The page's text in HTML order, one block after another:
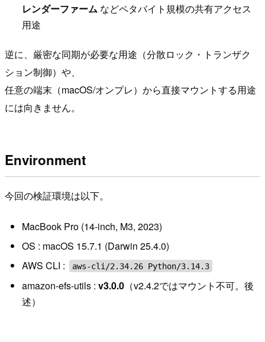
レンダーファームなどペタバイト規模の共有アクセス
用途
逆に、厳密な同期が必要な用途（分散ロック・トランザク
ション制御）や、
任意の端末（macOS/オンプレ）から直接マウントする用途
には向きません。
Environment
今回の検証環境は以下。
MacBook Pro (14-inch, M3, 2023)
OS : macOS 15.7.1 (Darwin 25.4.0)
AWS CLI :
aws-cli/2.34.26 Python/3.14.3
amazon-efs-utils : v3.0.0（v2.4.2ではマウント不可。後
述）